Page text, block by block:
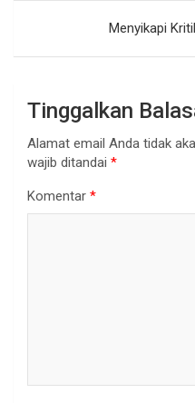
Menyikapi
Tinggalkan
Alamat email Anda tidak
wajib ditandai *
Komentar *